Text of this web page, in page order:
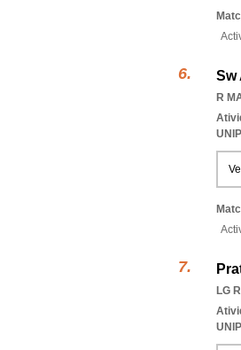
Sw
R
UNIP
LG
UNIP